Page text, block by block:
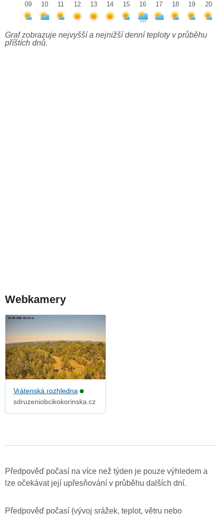
09
10
11
12
13
14
15
16
17
18
19
20
Graf zobrazuje nejvyšší a nejnižší denní teploty v průběhu
příštích dnů.
Webkamery
Vrátenská rozhledna
sdruzeniobcikokorinska.cz
Předpověď počasí na více než týden je pouze výhledem a
lze očekávat její upřesňování v průběhu dalších dní.
Předpověď počasí (vývoj srážek, teplot, větru nebo